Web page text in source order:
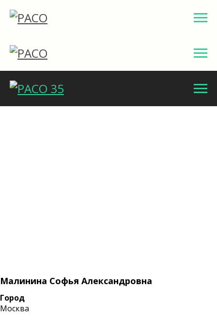
Малинина Софья Александровна
Город
Москва